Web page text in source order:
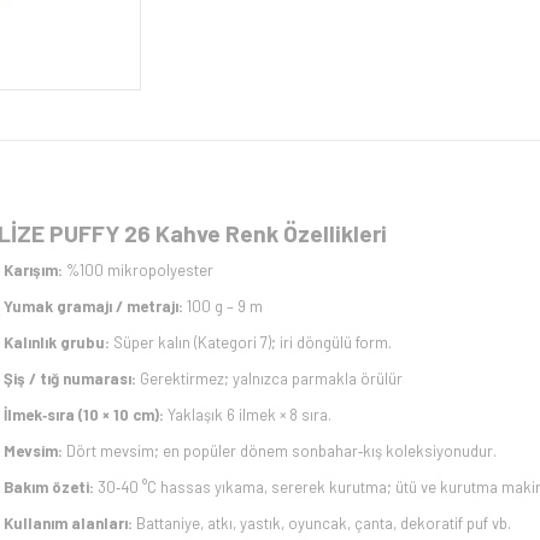
PUFFY 26 Kahve Renk Özellikleri
Karışım: %100 mikropolyester
Yumak gramajı / metrajı: 100 g – 9 m
Kalınlık grubu: Süper kalın (Kategori 7); iri döngülü form.
Şiş / tığ numarası: Gerektirmez; yalnızca parmakla örülür
İlmek‑sıra (10 × 10 cm): Yaklaşık 6 ilmek × 8 sıra.
Mevsim: Dört mevsim; en popüler dönem sonbahar‑kış koleksiyonudur.
Bakım özeti: 30‑40 °C hassas yıkama, sererek kurutma; ütü ve kurutma
Kullanım alanları: Battaniye, atkı, yastık, oyuncak, çanta, dekoratif puf vb.